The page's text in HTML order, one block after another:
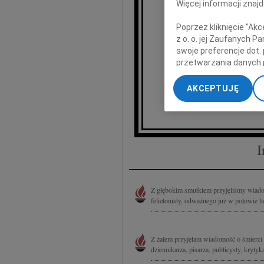
z
Z głębokim smutkiem przyjęliśmy
felietonisty, odważnego już w połowie
Z żalem przyjęłam wiadomość o
dziennikarza, pisarza, publicysty,
Więcej informacji
Poprzez kliknięcie
z o. o. jej Zaufanych
swoje preferencje dot.
przetwarzania danych
„Ustawienia
My, nasi Zaufani
dokładnych danych
Przechowywanie
treści, badnie
AKCEPTUJĘ